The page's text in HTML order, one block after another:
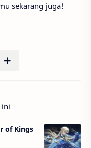
sekarang juga!
of Kings